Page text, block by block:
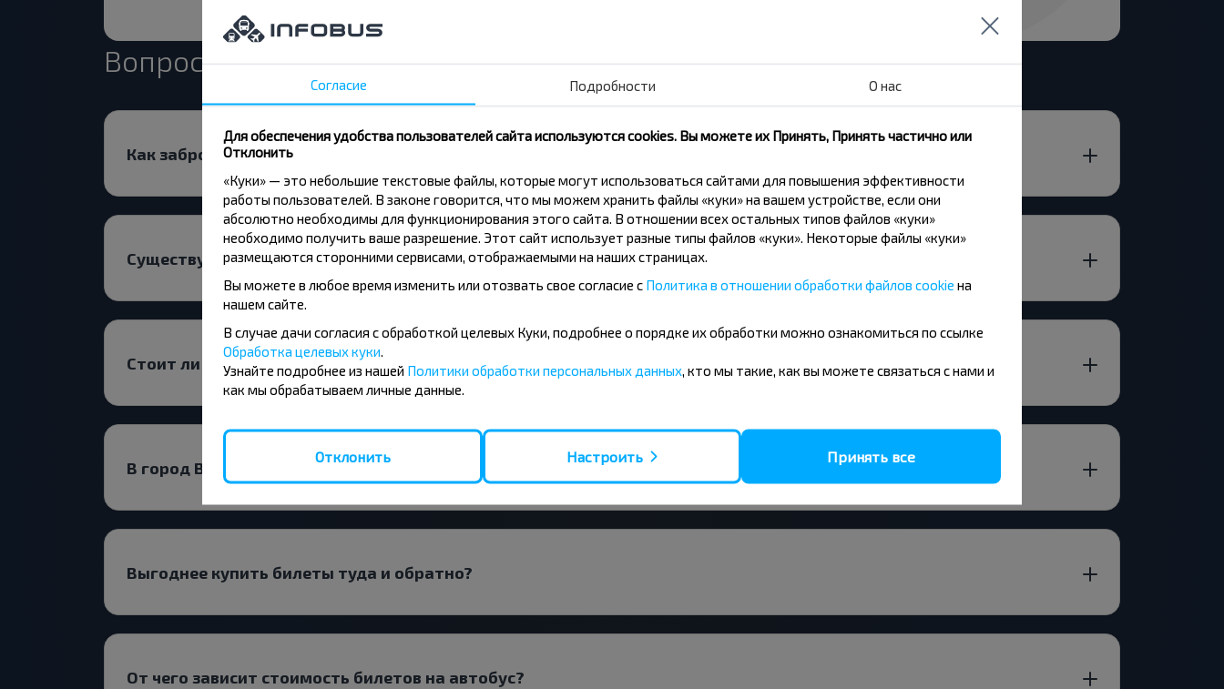
Вопрос - Ответ
Как забронировать билет?
Существуют ли ограничения на поездку Ивашковичи-Ванюжичи?
Стоит ли искать билеты Ивашковичи-Ванюжичи заранее?
В город Ванюжичи лучше ехать прямым рейсом или с пересадками?
Выгоднее купить билеты туда и обратно?
От чего зависит стоимость билетов на автобус?
Согласие Подробности О нас
Для обеспечения удобства пользователей сайта используются cookies. Вы можете их Принять, Принять частично или
Отклонить
«Куки» — это небольшие текстовые файлы, которые могут использоваться сайтами для повышения эффективности
работы пользователей. В законе говорится, что мы можем хранить файлы «куки» на вашем устройстве, если они
абсолютно необходимы для функционирования этого сайта. В отношении всех остальных типов файлов «куки»
необходимо получить ваше разрешение. Этот сайт использует разные типы файлов «куки». Некоторые файлы «куки»
размещаются сторонними сервисами, отображаемыми на наших страницах.
Вы можете в любое время изменить или отозвать свое согласие с Политика в отношении обработки файлов cookie на
нашем сайте.
В случае дачи согласия с обработкой целевых Куки, подробнее о порядке их обработки можно ознакомиться по ссылке
Обработка целевых куки
Узнайте подробнее из нашей Политики обработки персональных данных , кто мы такие, как вы можете связаться с нами и
как мы обрабатываем личные данные.
Отклонить Настроить Принять все